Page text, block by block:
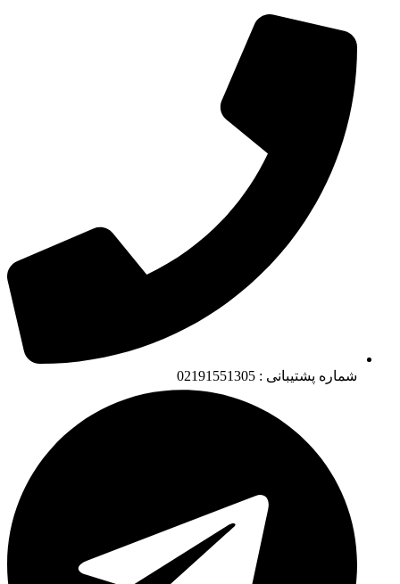
شماره پشتیبانی : 02191551305